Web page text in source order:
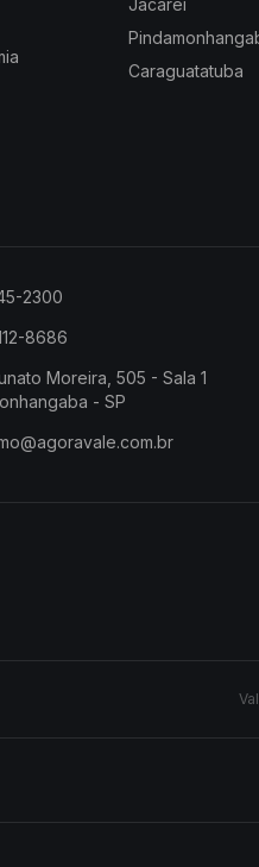
Jacareí
Caraguatatuba
2300
8686
Moreira, 505 - Sala 1
- SP